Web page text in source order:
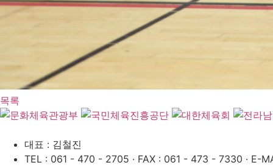
목록
대표 : 김철진
TEL : 061 - 470 - 2705 · FAX : 061 - 473 - 7330 · E-